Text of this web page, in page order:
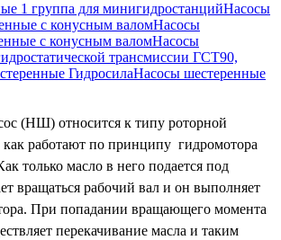
1 группа для минигидростанцийНасосы
с конусным валомНасосы
с конусным валомНасосы
трансмиссии ГСТ90,
ГидросилаНасосы шестеренные
(НШ) относится к типу роторной
работают по принципу гидромотора
только масло в него подается под
вращаться рабочий вал и он выполняет
При попадании вращающего момента
перекачивание масла и таким